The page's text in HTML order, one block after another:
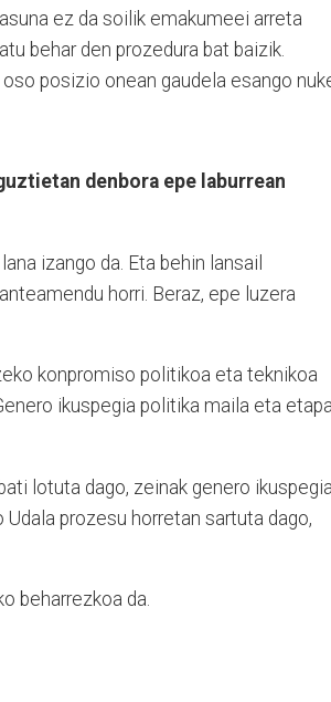
ez da soilik emakumeei arreta
behar den prozedura bat baizik.
posizio onean gaudela esango
denbora epe laburrean
izango da. Eta behin lansail
horri. Beraz, epe luzera
konpromiso politikoa eta teknikoa
ikuspegia politika maila eta etapa
lotuta dago, zeinak genero ikuspegia
prozesu horretan sartuta dago,
beharrezkoa da.